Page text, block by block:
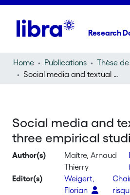
Research
Home Publications
Social media and textual data : three empirical studies
Social media and
three empirical
Author(s)
Maître, Arnaud
Thierry
Editor(s)
Weigert,
Florian